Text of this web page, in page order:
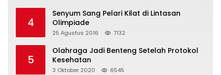
4
Senyum Sang Pelari Kilat di Lintasan
Olimpiade
25 Agustus 2016 7132
5
Olahraga Jadi Benteng Setelah Protokol
Kesehatan
3 Oktober 2020 6545